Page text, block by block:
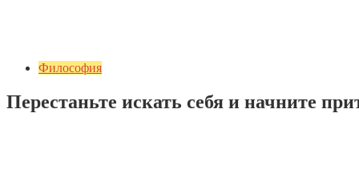
Философия
Перестаньте искать себя и начните